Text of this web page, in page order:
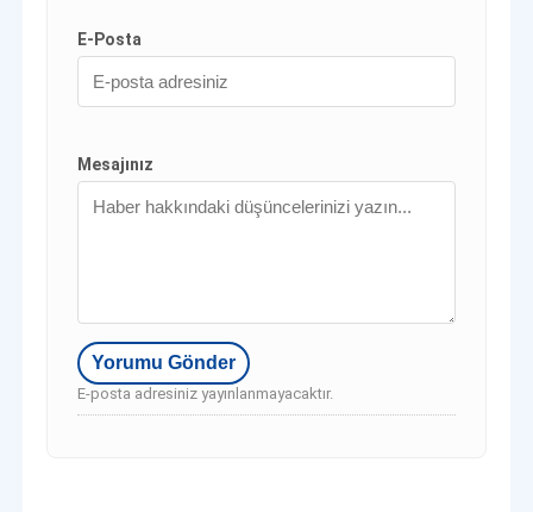
E-Posta
Mesajınız
E-posta adresiniz yayınlanmayacaktır.